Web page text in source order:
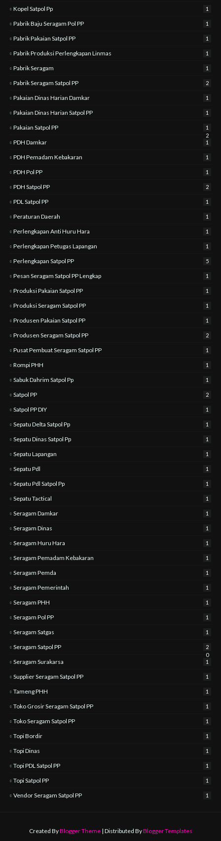
Kopel Satpol Pp 1
Pabrik Baju Seragam Pol PP 1
Pabrik Pakaian Satpol PP 1
Pabrik Produksi Perlengkapan Linmas 1
Pabrik Seragam 1
Pabrik Seragam Satpol PP 2
Pakaian Dinas Harian Damkar 1
Pakaian Dinas Harian Satpol PP 1
Pakaian Satpol PP
1
2
PDH Damkar 1
PDH Pemadam Kebakaran 1
PDH Pol PP 1
PDH Satpol PP 2
PDL Satpol PP 1
Peraturan Daerah 1
Perlengkapan Anti Huru Hara 1
Perlengkapan Petugas Lapangan 1
Perlengkapan Satpol PP 5
Pesan Seragam Satpol PP Lengkap 1
Produksi Pakaian Satpol PP 1
Produksi Seragam Satpol PP 1
Produsen Pakaian Satpol PP 1
Produsen Seragam Satpol PP 2
Pusat Pembuat Seragam Satpol PP 1
Rompi PHH 1
Sabuk Dahrim Satpol Pp 1
Satpol PP 2
Satpol PP DIY 1
Sepatu Delta Satpol Pp 1
Sepatu Dinas Satpol Pp 1
Sepatu Lapangan 1
Sepatu Pdl 1
Sepatu Pdl Satpol Pp 1
Sepatu Tactical 1
Seragam Damkar 1
Seragam Dinas 1
Seragam Huru Hara 1
Seragam Pemadam Kebakaran 1
Seragam Pemda 1
Seragam Pemerintah 1
Seragam PHH 1
Seragam Pol PP 1
Seragam Satgas 1
Seragam Satpol PP
2
0
Seragam Surakarsa 1
Supplier Seragam Satpol PP 1
Tameng PHH 1
Toko Grosir Seragam Satpol PP 1
Toko Seragam Satpol PP 1
Topi Bordir 1
Topi Dinas 1
Topi PDL Satpol PP 1
Topi Satpol PP 1
Vendor Seragam Satpol PP 1
Created ByBlogger Theme| Distributed ByBlogger Templates